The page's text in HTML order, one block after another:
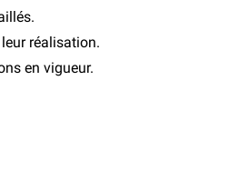
réalisation.
en vigueur.